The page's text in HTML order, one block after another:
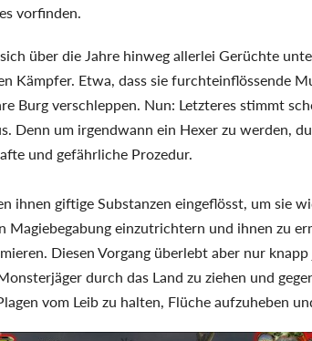
vorfinden.
über die Jahre hinweg allerlei Gerüchte
Kämpfer. Etwa, dass sie furchteinflössende
Burg verschleppen. Nun: Letzteres stimmt
Denn um irgendwann ein Hexer zu werden,
und gefährliche Prozedur.
ihnen giftige Substanzen eingeflösst, um sie
Magiebegabung einzutrichtern und ihnen zu
Diesen Vorgang überlebt aber nur
durch das Land zu ziehen und
vom Leib zu halten, Flüche aufzuheben